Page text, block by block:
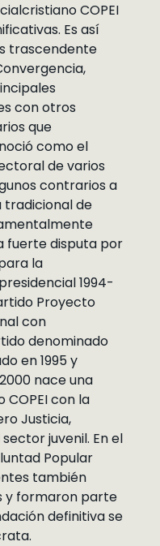
COPEI
Es así
trascendente
con otros
que
como el
de varios
contrarios a
tradicional de
fuerte disputa por
la
1994-
Proyecto
con
denominado
en 1995 y
nace una
COPEI con la
Justicia,
juvenil. En el
Popular
también
y formaron parte
definitiva se